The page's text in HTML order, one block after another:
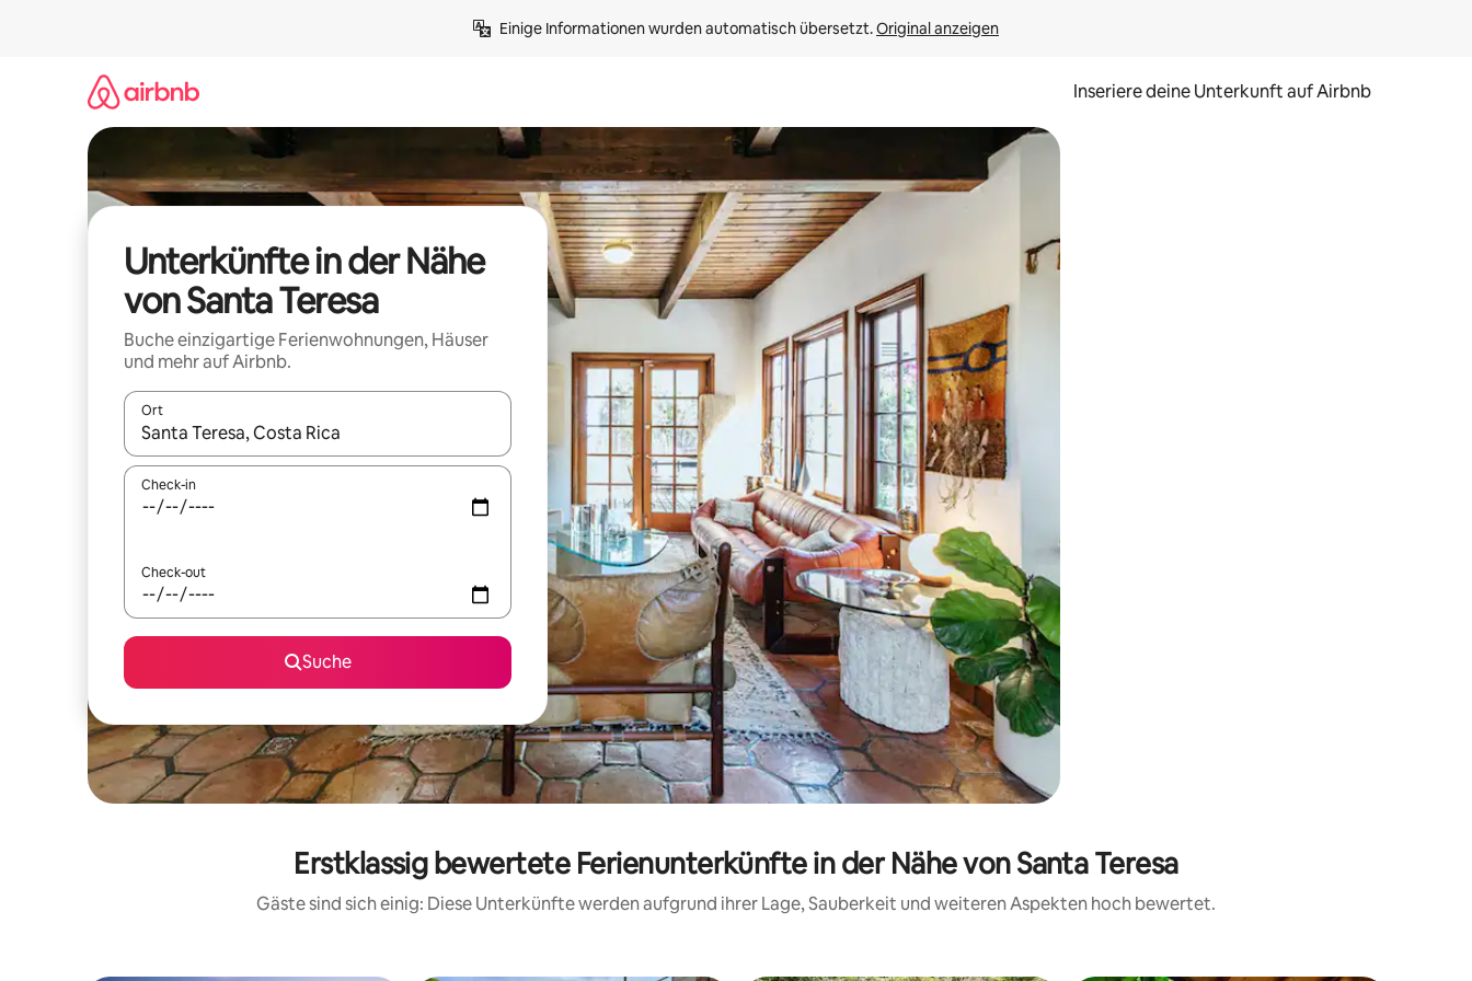
Einige Informationen wurden automatisch übersetzt. Original anzeigen
Inseriere deine Unterkunft auf Airbnb
Unterkünfte in der Nähe
von Santa Teresa
Buche einzigartige Ferienwohnungen, Häuser
und mehr auf Airbnb.
Ort
Wenn Ergebnisse verfügbar sind, navigiere mit den Pfeiltasten nach oben und unten oder erkunde die Ergebnisse durch Berühren oder Wischgesten.
Check-in
Check-out
Suche
Erstklassig bewertete Ferienunterkünfte in der Nähe von Santa Teresa
Gäste sind sich einig: Diese Unterkünfte werden aufgrund ihrer Lage, Sauberkeit und weiteren Aspekten hoch bewertet.